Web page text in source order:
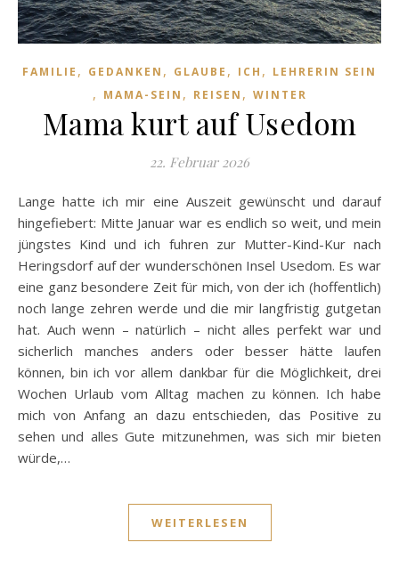
FAMILIE , GEDANKEN , GLAUBE , ICH , LEHRERIN SEIN
, MAMA-SEIN , REISEN , WINTER
Mama kurt auf Usedom
22. Februar 2026
Lange hatte ich mir eine Auszeit gewünscht und darauf
hingefiebert: Mitte Januar war es endlich so weit, und mein
jüngstes Kind und ich fuhren zur Mutter-Kind-Kur nach
Heringsdorf auf der wunderschönen Insel Usedom. Es war
eine ganz besondere Zeit für mich, von der ich (hoffentlich)
noch lange zehren werde und die mir langfristig gutgetan
hat. Auch wenn – natürlich – nicht alles perfekt war und
sicherlich manches anders oder besser hätte laufen
können, bin ich vor allem dankbar für die Möglichkeit, drei
Wochen Urlaub vom Alltag machen zu können. Ich habe
mich von Anfang an dazu entschieden, das Positive zu
sehen und alles Gute mitzunehmen, was sich mir bieten
würde,…
WEITERLESEN